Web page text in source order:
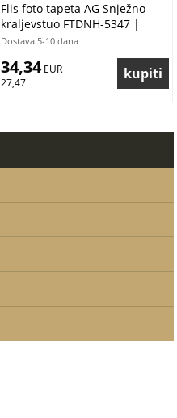
Flis foto tapeta AG Snježno
kraljevstuo FTDNH-5347 |
202x90 cm
Dostava 5-10 dana
34,34 EUR
27,47